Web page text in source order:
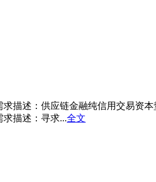
述：供应链金融纯信用交易资
描述：寻求...全文